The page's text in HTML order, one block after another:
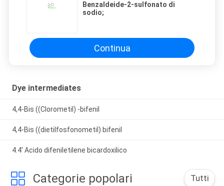
Benzaldeide-2-sulfonato di
sodio;
Continua
Dye intermediates
4,4-Bis ((Clorometil) -bifenil
4,4-Bis ((dietilfosfonometil) bifenil
4.4' Acido difeniletilene bicardoxilico
Categorie popolari Tutti